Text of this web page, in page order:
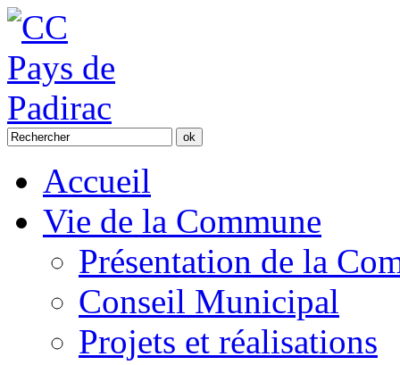
Accueil
Vie de la Commune
Présentation de la
Conseil Municipal
Projets et réalisations